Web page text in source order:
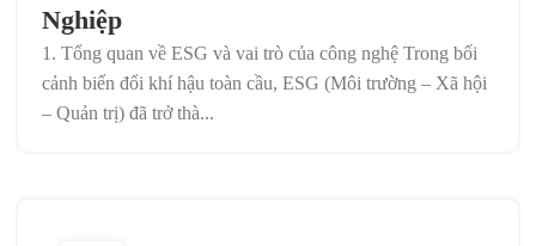
Nghiệp
1. Tổng quan về ESG và vai trò của công nghệ Trong bối
cảnh biến đổi khí hậu toàn cầu, ESG (Môi trường – Xã hội
– Quản trị) đã trở thà...